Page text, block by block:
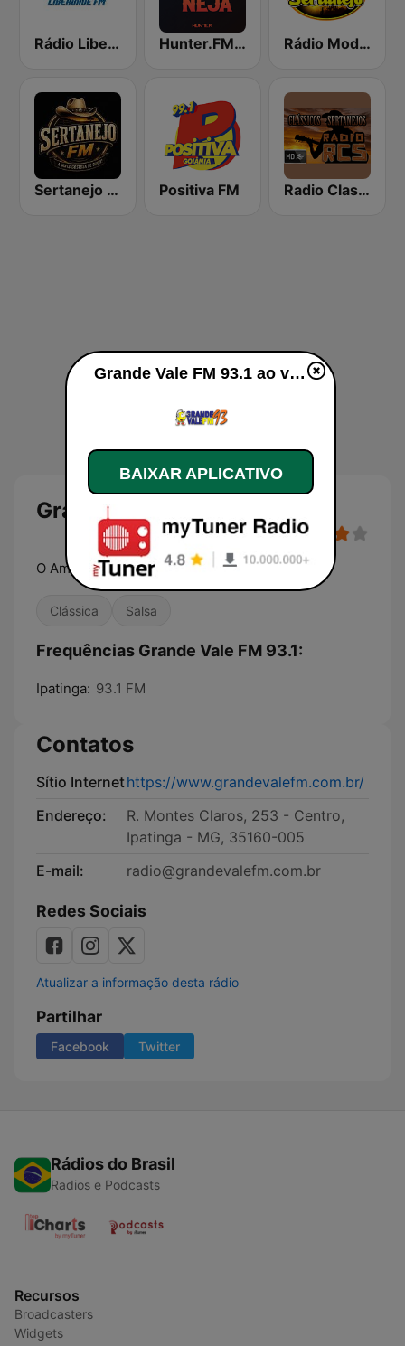
Rádio Liberdade FM 92.9 Hunter.FM - Moda Sertaneja Rádio Modão Sertanejo
Sertanejo FM Positiva FM Radio Classicos Sertanejos
Grande Vale FM 93.1
O Amor do Vale!
Clássica Salsa
Frequências Grande Vale FM 93.1:
Ipatinga: 93.1 FM
Contatos
Sítio Internethttps://www.grandevalefm.com.br/
Endereço:
R. Montes Claros, 253 - Centro,
Ipatinga - MG, 35160-005
E-mail:
radio@grandevalefm.com.br
Redes Sociais
Atualizar a informação desta rádio
Partilhar
Facebook Twitter
Rádios do Brasil
Radios e Podcasts
Recursos
Broadcasters
Widgets
Grande Vale FM 93.1 ao vivo
BAIXAR APLICATIVO